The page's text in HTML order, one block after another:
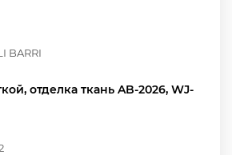
BARRI
отделка ткань AB-2026, WJ-